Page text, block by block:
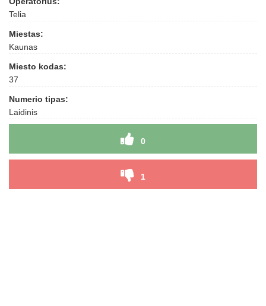
Telia
Miestas:
Kaunas
Miesto kodas:
37
Numerio tipas:
Laidinis
0
1